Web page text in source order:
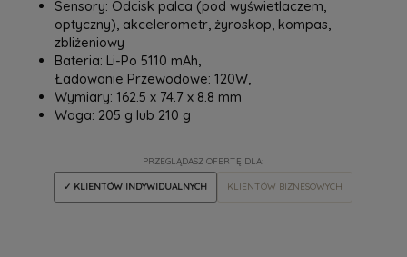
Sensory: Odcisk palca (pod wyświetlaczem,
optyczny), akcelerometr, żyroskop, kompas,
zbliżeniowy
Bateria: Li-Po 5110 mAh,
Ładowanie Przewodowe: 120W,
Wymiary: 162.5 x 74.7 x 8.8 mm
Waga: 205 g lub 210 g
PRZEGLĄDASZ OFERTĘ DLA:
✓ KLIENTÓW INDYWIDUALNYCH KLIENTÓW BIZNESOWYCH